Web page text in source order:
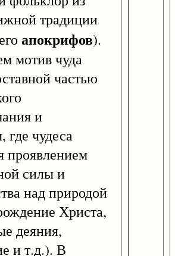
традиции
апокрифов).
мотив чуда
частью
и
где чудеса
проявлением
силы и
над природой
Христа,
деяния,
и т.д.). В